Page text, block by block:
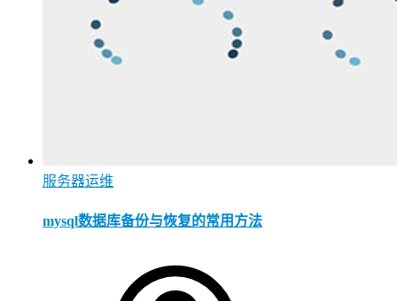
服务器运维
mysql数据库备份与恢复的常用方法